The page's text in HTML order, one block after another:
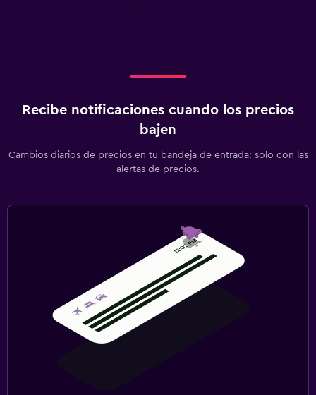
Recibe notificaciones cuando los precios
bajen
Cambios diarios de precios en tu bandeja de entrada: solo con las
alertas de precios.